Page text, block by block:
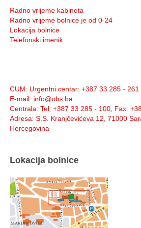
Radno vrijeme kabineta
Radno vrijeme bolnice je od 0-24
Lokacija bolnice
Telefonski imenik
CUM: Urgentni centar: +387 33 285 - 261
E-mail: info@obs.ba
Centrala: Tel: +387 33 285 - 100, Fax:
Adresa: S.S. Kranjčevićeva 12, 71000
Hercegovina
Lokacija bolnice